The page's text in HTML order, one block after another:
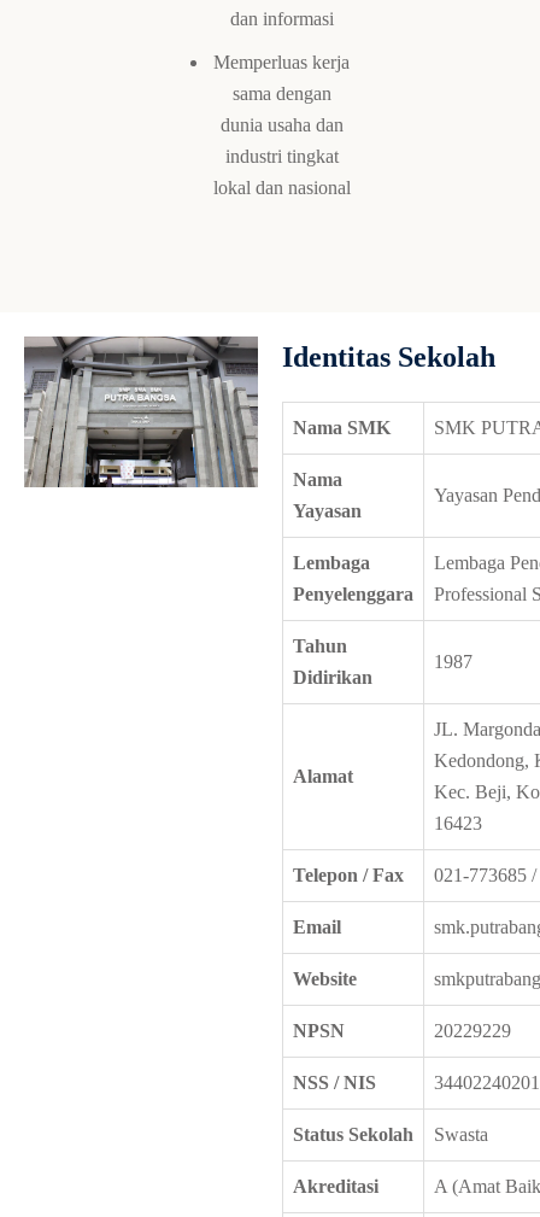
dan informasi
Memperluas kerja
sama dengan
dunia usaha dan
industri tingkat
lokal dan nasional
Identitas Sekolah
Nama SMK SMK
Nama
Yayasan
Yayasan
Lembaga
Penyelenggara
Lembaga
Professional
Tahun
Didirikan
1987
Alamat
JL.
Kedondong,
Kec. Beji,
16423
Telepon / Fax 021-773685
Email
Website
NPSN 20229229
NSS / NIS
Status Sekolah Swasta
Akreditasi A (Amat